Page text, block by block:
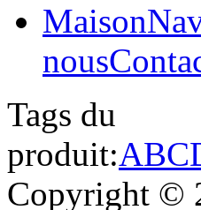
Maison
nous
Tags du
produit:ABC
Copyright ©